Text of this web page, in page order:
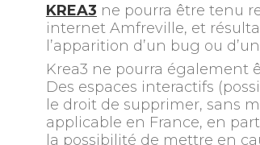
KREA3 ne pourra être tenu
internet Amfreville, et
l’apparition d’un bug ou
Krea3 ne pourra également
Des espaces interactifs
le droit de supprimer, sans
applicable en France, en
la possibilité de mettre en